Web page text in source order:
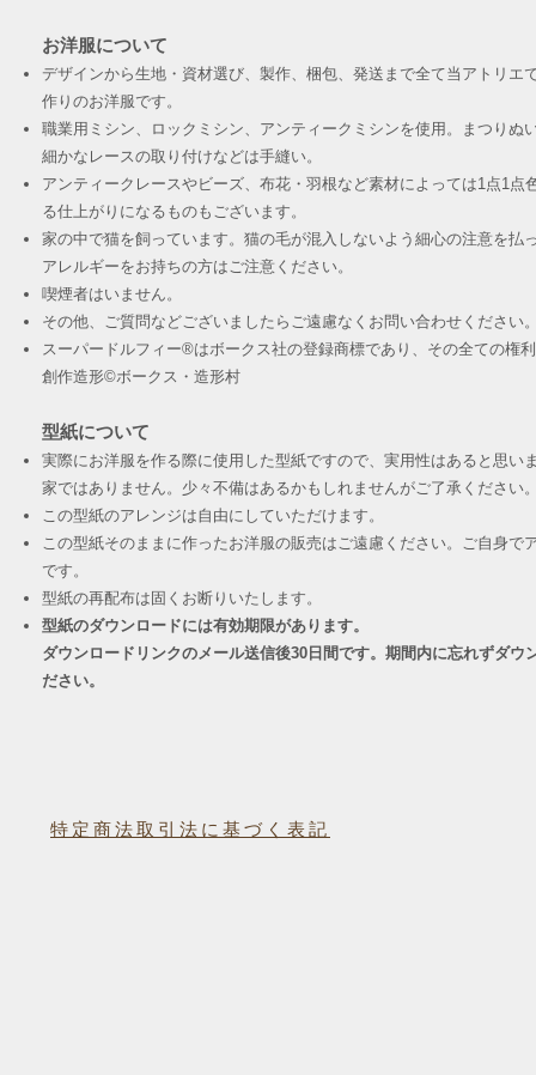
お洋服について
デザインから生地・資材選び、製作、梱包、発送まで全て当アトリエ
作りのお洋服です。
職業用ミシン、ロックミシン、アンティークミシンを使用。まつりぬ
細かなレースの取り付けなどは手縫い。
アンティークレースやビーズ、布花・羽根など素材によっては1点1点
る仕上がりになるものもございます。
家の中で猫を飼っています。猫の毛が混入しないよう細心の注意を払
アレルギーをお持ちの方はご注意ください。
喫煙者はいません。
その他、ご質問などございましたらご遠慮なくお問い合わせください
スーパードルフィー®︎はボークス社の登録商標であり、その全ての権
創作造形©︎ボークス・造形村
型紙について
実際にお洋服を作る際に使用した型紙ですので、実用性はあると思い
家ではありません。少々不備はあるかもしれませんがご了承ください
この型紙のアレンジは自由にしていただけます。
この型紙そのままに作ったお洋服の販売はご遠慮ください。ご自身で
です。
​型紙の再配布は固くお断りいたします。
型紙のダウンロードには有効期限があります。
ダウンロードリンクのメール送信後30日間です。期間内に忘れずダウ
ださい。
特定商法取引法に基づく表記